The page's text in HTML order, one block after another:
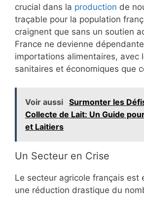
crucial dans la production de
traçable pour la population
craignent que sans un soutien
France ne devienne
importations alimentaires, avec
sanitaires et économiques que
Voir aussi Surmonter les
Collecte de Lait: Un Guide
et Laitiers
Un Secteur en Crise
Le secteur agricole français est
une réduction drastique du